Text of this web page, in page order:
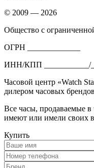
© 2009 — 2026
Общество с
ОГРН _____________
ИНН/КПП ___________/
Часовой центр «Watch
дилером часовых
Все часы, продаваемые в
имеют или имели своих
Купить